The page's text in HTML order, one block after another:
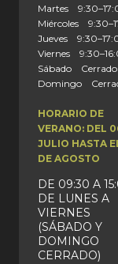
Martes
Miércoles
Jueves
Viernes
Sábado Cerrado
Domingo
HORARIO DE
VERANO: DEL
JULIO HASTA
DE AGOSTO
DE 09:30 A
DE LUNES A
VIERNES
(SÁBADO Y
DOMINGO
CERRADO)